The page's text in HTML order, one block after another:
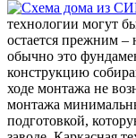
технологии могут
остается прежним –
обычно это
конструкцию
ходе монтажа не
монтажа
подготовкой,